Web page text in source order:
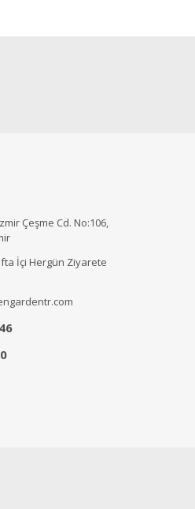
Çeşme Cd. No:106,
İçi Hergün Ziyarete